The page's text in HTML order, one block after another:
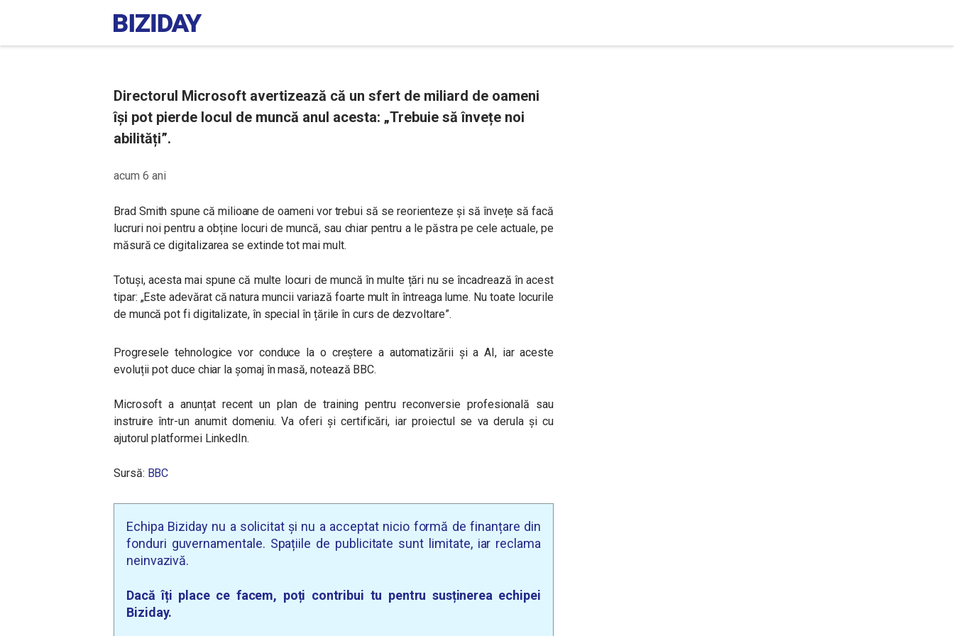
Directorul Microsoft avertizează că un sfert de miliard de oameni
își pot pierde locul de muncă anul acesta: „Trebuie să învețe noi
abilități”.
acum 6 ani
Brad Smith spune că milioane de oameni vor trebui să se reorienteze și să învețe să facă
lucruri noi pentru a obține locuri de muncă, sau chiar pentru a le păstra pe cele actuale, pe
măsură ce digitalizarea se extinde tot mai mult.
Totuși, acesta mai spune că multe locuri de muncă în multe țări nu se încadrează în acest
tipar: „Este adevărat că natura muncii variază foarte mult în întreaga lume. Nu toate locurile
de muncă pot fi digitalizate, în special în țările în curs de dezvoltare”.
Progresele tehnologice vor conduce la o creștere a automatizării și a AI, iar aceste
evoluții pot duce chiar la șomaj în masă, notează BBC.
Microsoft a anunțat recent un plan de training pentru reconversie profesională sau
instruire într-un anumit domeniu. Va oferi și certificări, iar proiectul se va derula și cu
ajutorul platformei LinkedIn.
Sursă: BBC
Echipa Biziday nu a solicitat și nu a acceptat nicio formă de finanțare din
fonduri guvernamentale. Spațiile de publicitate sunt limitate, iar reclama
neinvazivă.
Dacă îți place ce facem, poți contribui tu pentru susținerea echipei
Biziday.